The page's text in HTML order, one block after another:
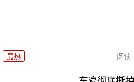
最热 阅读